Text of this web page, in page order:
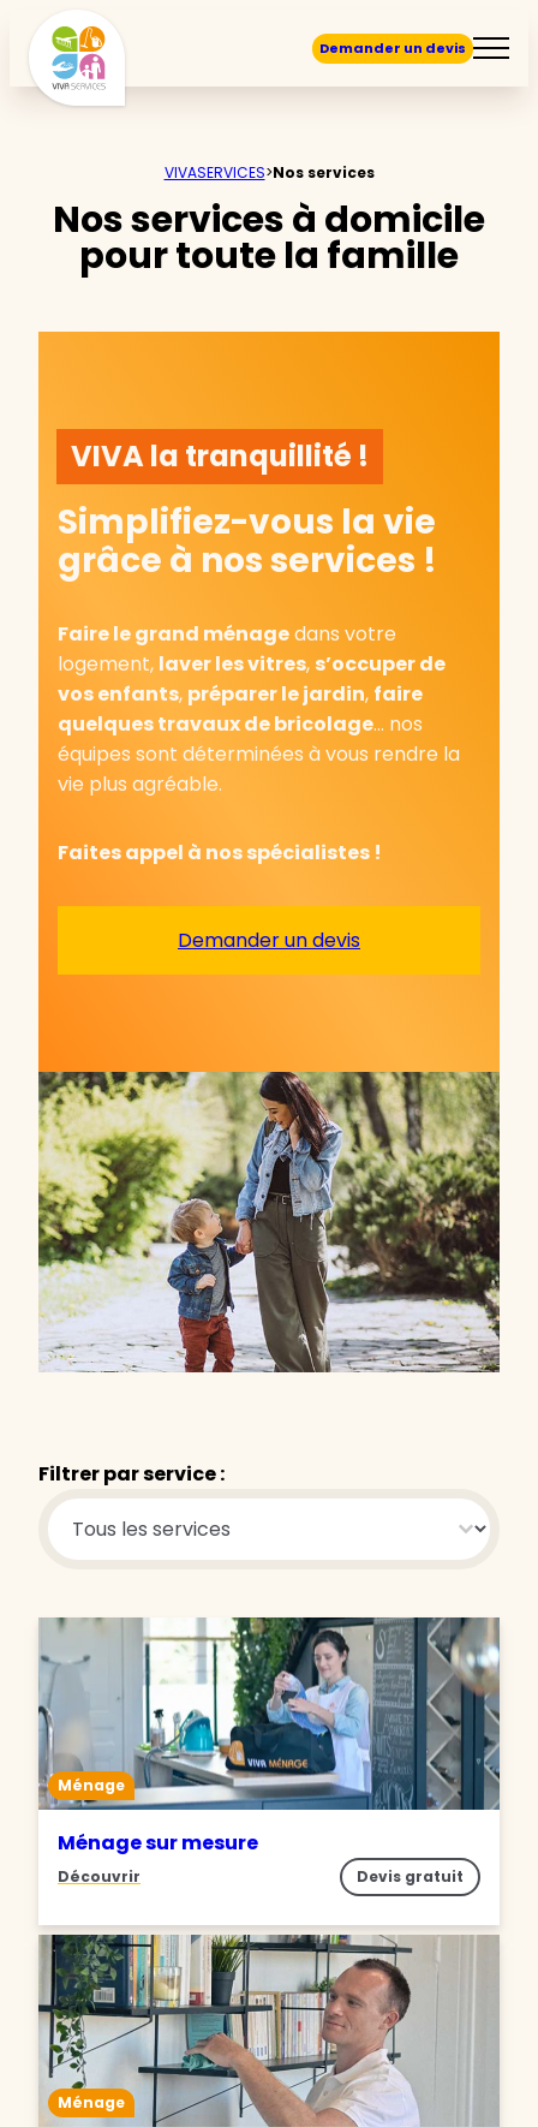
Demander un devis
VIVASERVICES>Nos services
Nos services à domicile
pour toute la famille
VIVA la tranquillité !
Simplifiez-vous la vie
grâce à nos services !
Faire le grand ménagedans votre
logement, laver les vitres,s’occuper de
vos enfants, préparer le jardin, faire
quelques travaux de bricolage… nos
équipes sont déterminées à vous rendre la
vie plus agréable.
Faites appel à nos spécialistes !
Demander un devis
Filtrer par service :
Services : Thématique
Sélectionnez le contenu
Ménage
Ménage sur mesure
Découvrir Devis gratuit
Ménage